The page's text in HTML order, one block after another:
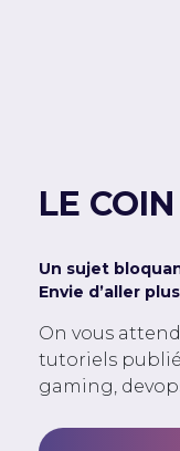
LE
Un sujet
Envie d’aller
On vous
tutoriels
gaming,